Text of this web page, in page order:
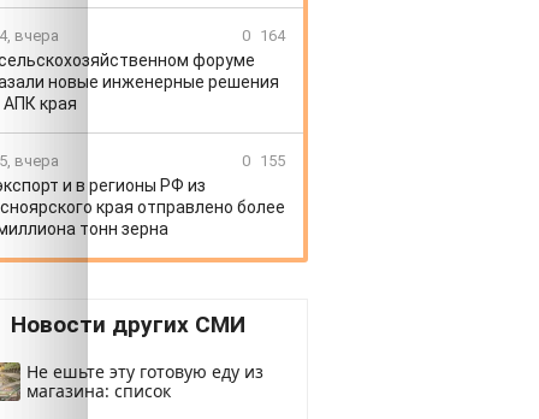
вчера 0 164
форуме
новые инженерные решения
АПК края
вчера 0 155
и в регионы РФ из
края отправлено более
тонн зерна
Новости других СМИ
Не ешьте эту готовую еду из
магазина: список